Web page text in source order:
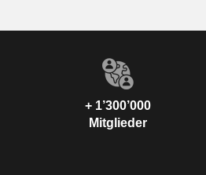
+ 1’300’000
Mitglieder